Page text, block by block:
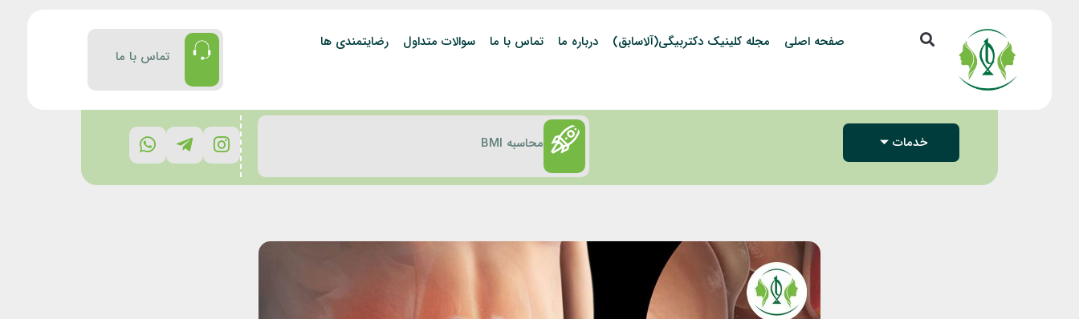
صفحه اصلی مجله کلینیک دکتربیگی(آلاسابق) درباره ما تماس با ما سوالات متداول رضایتمندی ها
تماس با ما
خدمات محاسبه BMI